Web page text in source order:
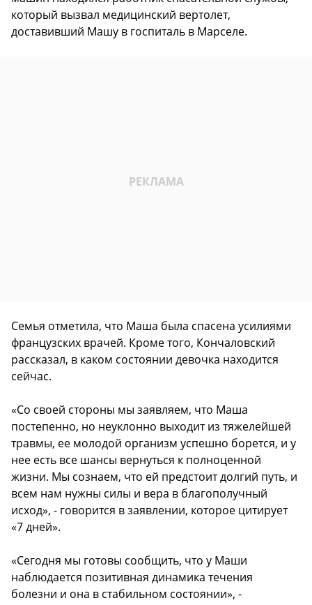
который вызвал медицинский вертолет,
доставивший Машу в госпиталь в Марселе.
Семья отметила, что Маша была спасена усилиями
французских врачей. Кроме того, Кончаловский
рассказал, в каком состоянии девочка находится
сейчас.
«Со своей стороны мы заявляем, что Маша
постепенно, но неуклонно выходит из тяжелейшей
травмы, ее молодой организм успешно борется, и у
нее есть все шансы вернуться к полноценной
жизни. Мы сознаем, что ей предстоит долгий путь, и
всем нам нужны силы и вера в благополучный
исход», - говорится в заявлении, которое цитирует
«7 дней».
«Сегодня мы готовы сообщить, что у Маши
наблюдается позитивная динамика течения
болезни и она в стабильном состоянии», -